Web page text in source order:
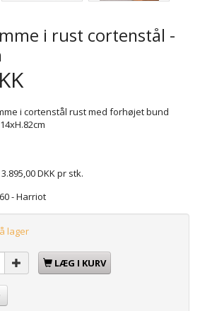
i rust cortenstål -
i cortenstål rust med forhøjet bund
3.895,00 DKKpr stk.
- Harriot
lager
LÆG I KURV